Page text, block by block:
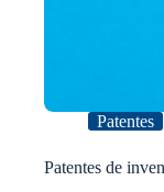
Patentes
Patentes de